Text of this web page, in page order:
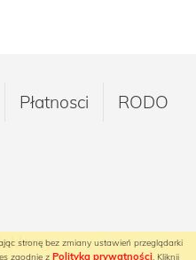
Płatnosci
RODO
stronę bez zmiany ustawień przeglądarki
zgodnie z Polityką prywatności. Kliknij